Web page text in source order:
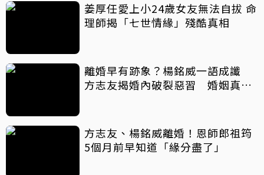
姜厚任愛上小24歲女友無法自拔 命
理師揭「七世情緣」殘酷真相
離婚早有跡象？楊銘威一語成讖
方志友揭婚內破裂惡習 婚姻真實
方志友、楊銘威離婚！恩師郎祖筠
5個月前早知道「緣分盡了」